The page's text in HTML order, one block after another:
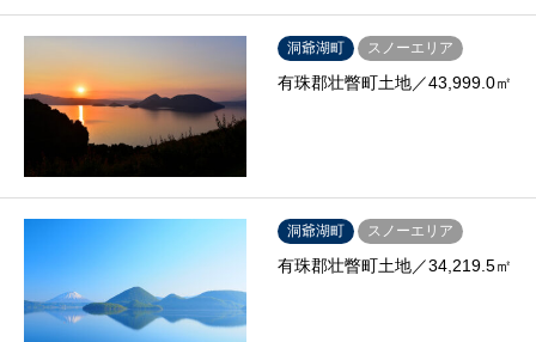
洞爺湖町 スノーエリア
有珠郡壮瞥町土地／43,999.0㎡
洞爺湖町 スノーエリア
有珠郡壮瞥町土地／34,219.5㎡